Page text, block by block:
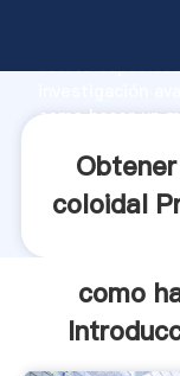
fuerte
como hacer un
coloidal
como